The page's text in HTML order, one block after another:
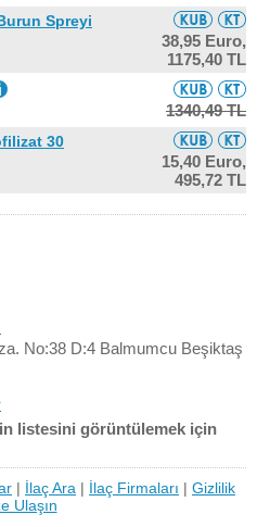
Spreyi
38,95 Euro,
1175,40 TL
1340,49 TL
30
15,40 Euro,
495,72 TL
No:38 D:4 Balmumcu Beşiktaş
listesini görüntülemek için
| İlaç Ara | İlaç Firmaları | Gizlilik
Ulaşın